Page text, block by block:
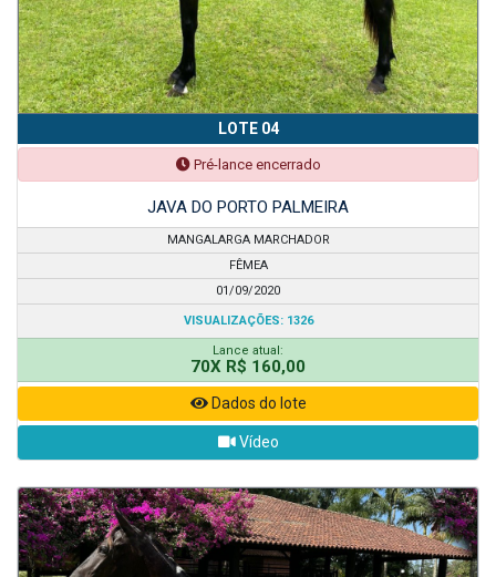
LOTE 04
Pré-lance encerrado
JAVA DO PORTO PALMEIRA
MANGALARGA MARCHADOR
FÊMEA
01/09/2020
VISUALIZAÇÕES: 1326
Lance atual:
70X R$ 160,00
Dados do lote
Vídeo